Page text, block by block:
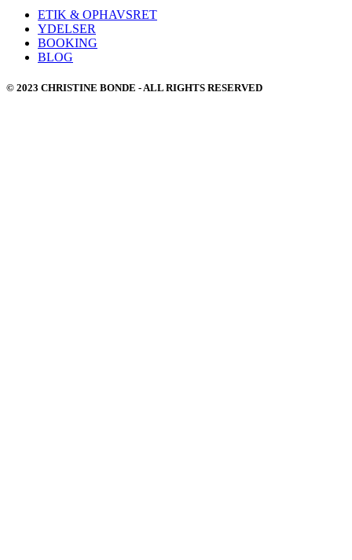
ETIK & OPHAVSRET
YDELSER
BOOKING
BLOG
© 2023 CHRISTINE BONDE - ALL RIGHTS RESERVED